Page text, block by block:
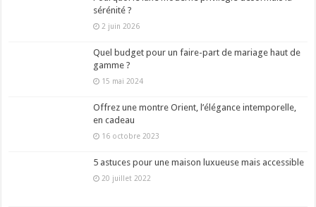
sérénité ?
2 juin 2026
Quel budget pour un faire-part de mariage haut de
gamme ?
15 mai 2024
Offrez une montre Orient, l’élégance intemporelle,
en cadeau
16 octobre 2023
5 astuces pour une maison luxueuse mais accessible
20 juillet 2022